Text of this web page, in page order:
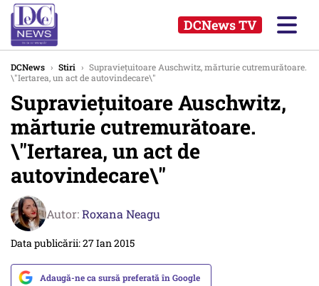
DCNews TV
DCNews › Stiri › Supraviețuitoare Auschwitz, mărturie cutremurătoare.
\"Iertarea, un act de autovindecare\"
Supraviețuitoare Auschwitz,
mărturie cutremurătoare.
\"Iertarea, un act de
autovindecare\"
Autor:Roxana Neagu
Data publicării: 27 Ian 2015
Adaugă-ne ca sursă preferată în Google